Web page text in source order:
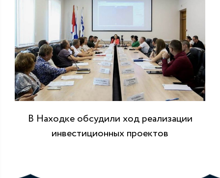
В Находке обсудили ход реализации
инвестиционных проектов